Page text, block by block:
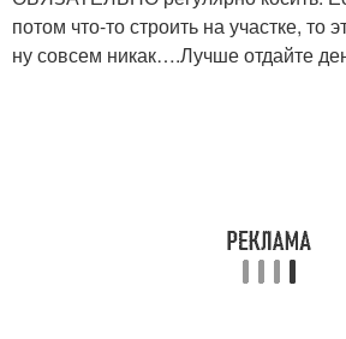
потом что-то строить на участке, то
ну совсем никак….Лучше отдайте